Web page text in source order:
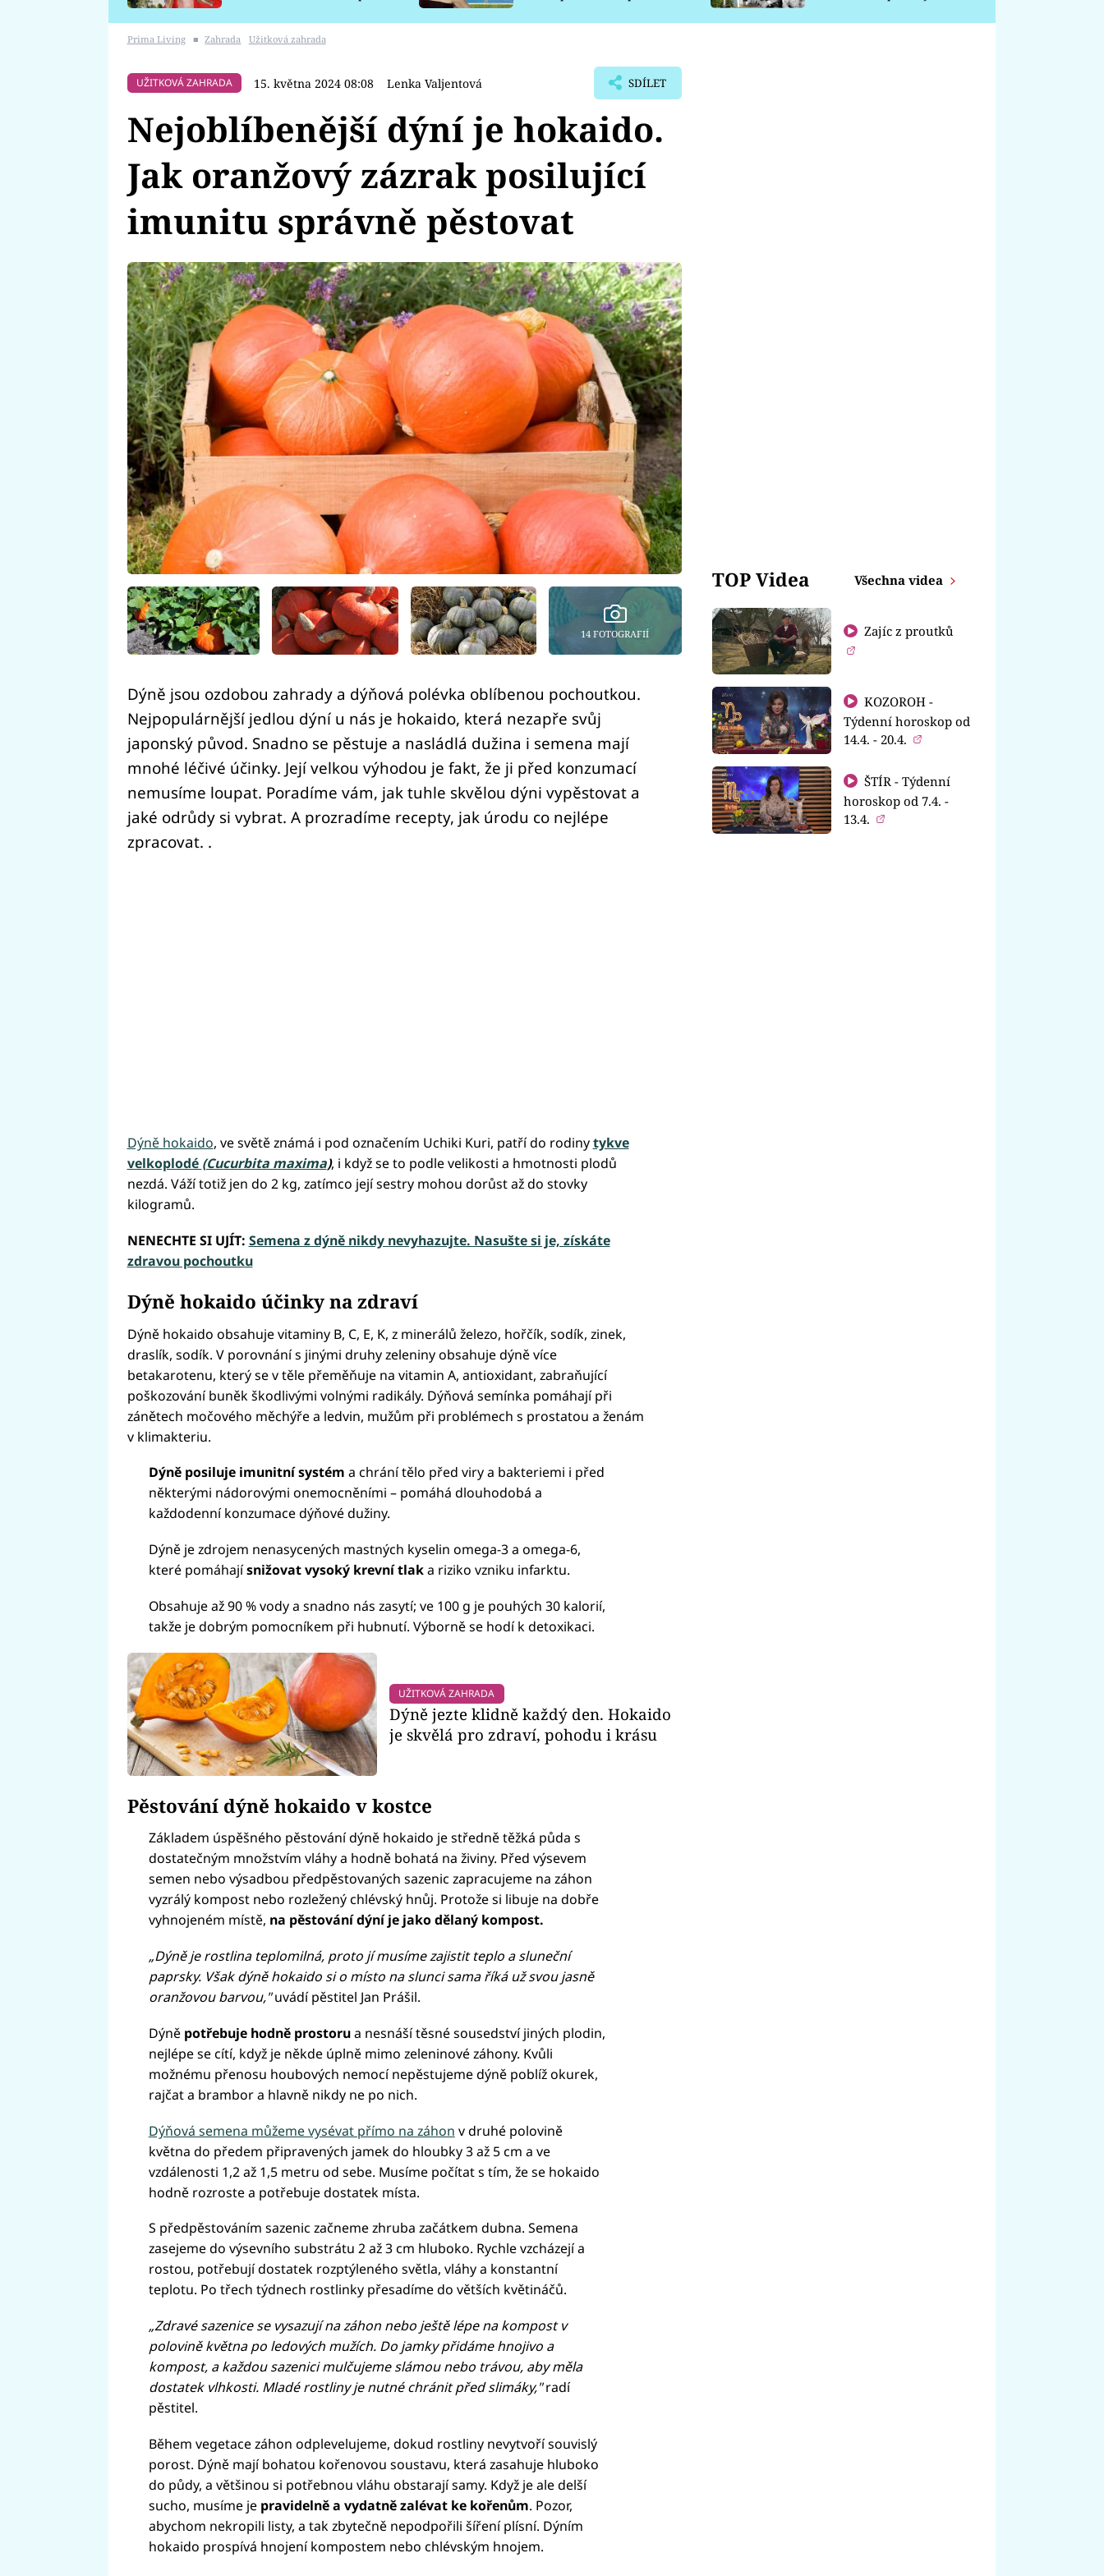
Prima Living ■ Zahrada Užitková zahrada
UŽITKOVÁ ZAHRADA 15. května 2024 08:08 Lenka Valjentová SDÍLET
Nejoblíbenější dýní je hokaido.
Jak oranžový zázrak posilující
imunitu správně pěstovat
14 FOTOGRAFIÍ
Dýně jsou ozdobou zahrady a dýňová polévka oblíbenou pochoutkou.
Nejpopulárnější jedlou dýní u nás je hokaido, která nezapře svůj
japonský původ. Snadno se pěstuje a nasládlá dužina i semena mají
mnohé léčivé účinky. Její velkou výhodou je fakt, že ji před konzumací
nemusíme loupat. Poradíme vám, jak tuhle skvělou dýni vypěstovat a
jaké odrůdy si vybrat. A prozradíme recepty, jak úrodu co nejlépe
zpracovat. .
Dýně hokaido, ve světě známá i pod označením Uchiki Kuri, patří do rodiny tykve
velkoplodé (Cucurbita maxima), i když se to podle velikosti a hmotnosti plodů
nezdá. Váží totiž jen do 2 kg, zatímco její sestry mohou dorůst až do stovky
kilogramů.
NENECHTE SI UJÍT: Semena z dýně nikdy nevyhazujte. Nasušte si je, získáte
zdravou pochoutku
Dýně hokaido účinky na zdraví
Dýně hokaido obsahuje vitaminy B, C, E, K, z minerálů železo, hořčík, sodík, zinek,
draslík, sodík. V porovnání s jinými druhy zeleniny obsahuje dýně více
betakarotenu, který se v těle přeměňuje na vitamin A, antioxidant, zabraňující
poškozování buněk škodlivými volnými radikály. Dýňová semínka pomáhají při
zánětech močového měchýře a ledvin, mužům při problémech s prostatou a ženám
v klimakteriu.
Dýně posiluje imunitní systém a chrání tělo před viry a bakteriemi i před
některými nádorovými onemocněními – pomáhá dlouhodobá a
každodenní konzumace dýňové dužiny.
Dýně je zdrojem nenasycených mastných kyselin omega-3 a omega-6,
které pomáhajísnižovat vysoký krevní tlaka riziko vzniku infarktu.
Obsahuje až 90 % vody a snadno nás zasytí; ve 100 g je pouhých 30 kalorií,
takže je dobrým pomocníkem při hubnutí. Výborně se hodí k detoxikaci.
UŽITKOVÁ ZAHRADA
Dýně jezte klidně každý den. Hokaido
je skvělá pro zdraví, pohodu i krásu
Pěstování dýně hokaido v kostce
Základem úspěšného pěstování dýně hokaido je středně těžká půda s
dostatečným množstvím vláhy a hodně bohatá na živiny. Před výsevem
semen nebo výsadbou předpěstovaných sazenic zapracujeme na záhon
vyzrálý kompost nebo rozležený chlévský hnůj. Protože si libuje na dobře
vyhnojeném místě, na pěstování dýní je jako dělaný kompost.
„Dýně je rostlina teplomilná, proto jí musíme zajistit teplo a sluneční
paprsky. Však dýně hokaido si o místo na slunci sama říká už svou jasně
oranžovou barvou,"uvádí pěstitel Jan Prášil.
Dýně potřebuje hodně prostorua nesnáší těsné sousedství jiných plodin,
nejlépe se cítí, když je někde úplně mimo zeleninové záhony. Kvůli
možnému přenosu houbových nemocí nepěstujeme dýně poblíž okurek,
rajčat a brambor a hlavně nikdy ne po nich.
Dýňová semena můžeme vysévat přímo na záhon v druhé polovině
května do předem připravených jamek do hloubky 3 až 5 cm a ve
vzdálenosti 1,2 až 1,5 metru od sebe. Musíme počítat s tím, že se hokaido
hodně rozroste a potřebuje dostatek místa.
S předpěstováním sazenic začneme zhruba začátkem dubna. Semena
zasejeme do výsevního substrátu 2 až 3 cm hluboko. Rychle vzcházejí a
rostou, potřebují dostatek rozptýleného světla, vláhy a konstantní
teplotu. Po třech týdnech rostlinky přesadíme do větších květináčů.
„Zdravé sazenice se vysazují na záhon nebo ještě lépe na kompost v
polovině května po ledových mužích. Do jamky přidáme hnojivo a
kompost, a každou sazenici mulčujeme slámou nebo trávou, aby měla
dostatek vlhkosti. Mladé rostliny je nutné chránit před slimáky,"radí
pěstitel.
Během vegetace záhon odplevelujeme, dokud rostliny nevytvoří souvislý
porost. Dýně mají bohatou kořenovou soustavu, která zasahuje hluboko
do půdy, a většinou si potřebnou vláhu obstarají samy. Když je ale delší
sucho, musíme je pravidelně a vydatně zalévat ke kořenům. Pozor,
abychom nekropili listy, a tak zbytečně nepodpořili šíření plísní. Dýním
hokaido prospívá hnojení kompostem nebo chlévským hnojem.
TOP Videa Všechna videa
Zajíc z proutků
KOZOROH -
Týdenní horoskop od
14.4. - 20.4.
ŠTÍR - Týdenní
horoskop od 7.4. -
13.4.